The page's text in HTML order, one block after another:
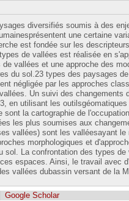
diversifiés soumis à des
une certaine
est fondée sur les
de vallées est réalisée en
vallées et une approche des
du sol.23 types des paysages
négligée par les approches
Un suivi des changements
en utilisant les
la cartographie de
les plus soumises aux
vallées) sont les valléesayant
morphologiques et
sol. La confrontation des types
espaces. Ainsi, le travail avec
vallées dubassin versant de la
Google Scholar